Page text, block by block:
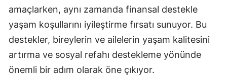
Siirt
Sivas
Tekirdağ
amaçlarken, aynı zamanda finansal destekle
yaşam koşullarını iyileştirme fırsatı sunuyor. Bu
destekler, bireylerin ve ailelerin yaşam kalitesini
artırma ve sosyal refahı destekleme yönünde
önemli bir adım olarak öne çıkıyor.